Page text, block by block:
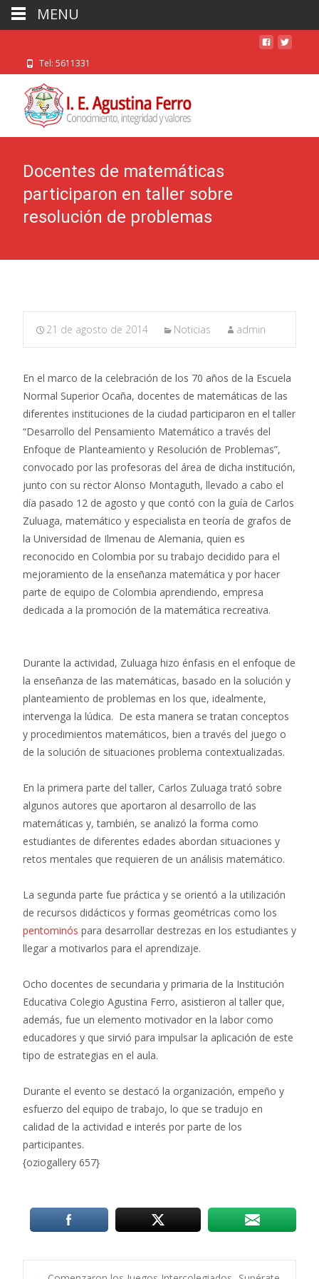
Tel: 5611331
Docentes de matemáticas
participaron en taller sobre
resolución de problemas
21 de agosto de 2014 Noticias admin
En el marco de la celebración de los 70 años de la Escuela
Normal Superior Ocaña, docentes de matemáticas de las
diferentes instituciones de la ciudad participaron en el taller
“Desarrollo del Pensamiento Matemático a través del
Enfoque de Planteamiento y Resolución de Problemas”,
convocado por las profesoras del área de dicha institución,
junto con su rector Alonso Montaguth, llevado a cabo el
día pasado 12 de agosto y que contó con la guía de Carlos
Zuluaga, matemático y especialista en teoría de grafos de
la Universidad de Ilmenau de Alemania, quien es
reconocido en Colombia por su trabajo decidido para el
mejoramiento de la enseñanza matemática y por hacer
parte de equipo de Colombia aprendiendo, empresa
dedicada a la promoción de la matemática recreativa.
Durante la actividad, Zuluaga hizo énfasis en el enfoque de
la enseñanza de las matemáticas, basado en la solución y
planteamiento de problemas en los que, idealmente,
intervenga la lúdica. De esta manera se tratan conceptos
y procedimientos matemáticos, bien a través del juego o
de la solución de situaciones problema contextualizadas.
En la primera parte del taller, Carlos Zuluaga trató sobre
algunos autores que aportaron al desarrollo de las
matemáticas y, también, se analizó la forma como
estudiantes de diferentes edades abordan situaciones y
retos mentales que requieren de un análisis matemático.
La segunda parte fue práctica y se orientó a la utilización
de recursos didácticos y formas geométricas como los
pentominós para desarrollar destrezas en los estudiantes y
llegar a motivarlos para el aprendizaje.
Ocho docentes de secundaria y primaria de la Institución
Educativa Colegio Agustina Ferro, asistieron al taller que,
además, fue un elemento motivador en la labor como
educadores y que sirvió para impulsar la aplicación de este
tipo de estrategias en el aula.
Durante el evento se destacó la organización, empeño y
esfuerzo del equipo de trabajo, lo que se tradujo en
calidad de la actividad e interés por parte de los
participantes.
{oziogallery 657}
MENU